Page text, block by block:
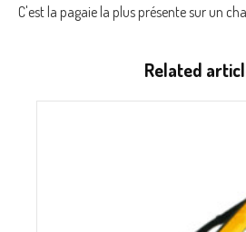
Related
C'est la pagaie la plus présente sur un